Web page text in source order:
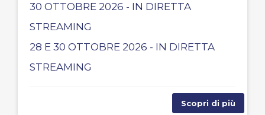
30 OTTOBRE 2026 - IN DIRETTA
STREAMING
28 E 30 OTTOBRE 2026 - IN DIRETTA
STREAMING
Scopri di più